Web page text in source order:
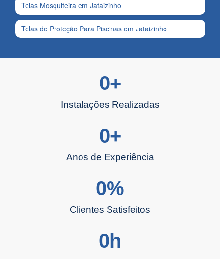
Telas Mosquiteira em Jataizinho
Telas de Proteção Para Piscinas em Jataizinho
Instalações Realizadas
0+
Anos de Experiência
0+
Clientes Satisfeitos
0%
0 h